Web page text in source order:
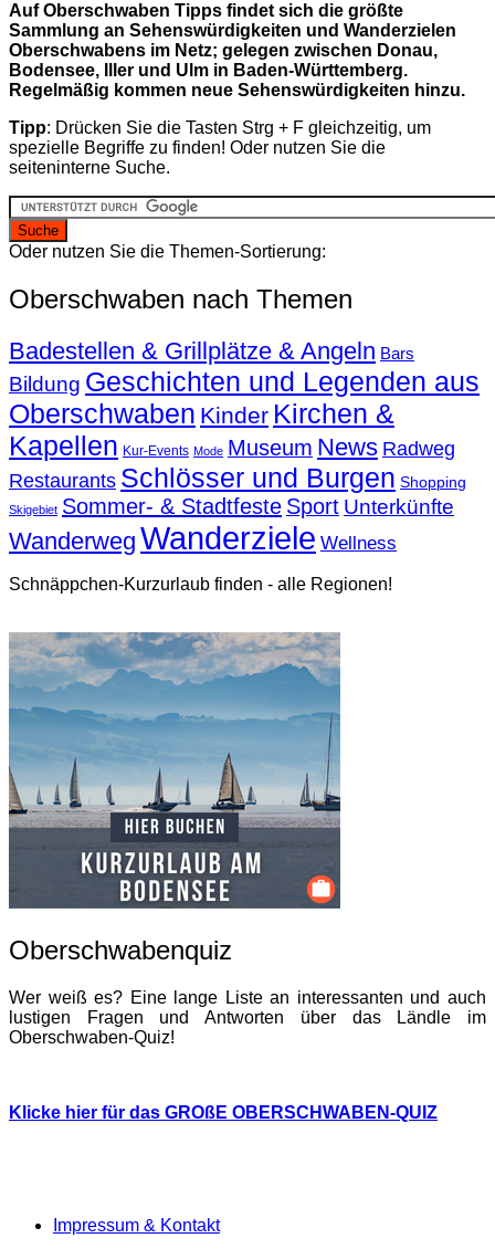
Auf Oberschwaben Tipps findet sich die größte
Sammlung an Sehenswürdigkeiten und Wanderzielen
Oberschwabens im Netz; gelegen zwischen Donau,
Bodensee, Iller und Ulm in Baden-Württemberg.
Regelmäßig kommen neue Sehenswürdigkeiten hinzu.
Tipp: Drücken Sie die Tasten Strg + F gleichzeitig, um
spezielle Begriffe zu finden! Oder nutzen Sie die
seiteninterne Suche.
Oder nutzen Sie die Themen-Sortierung:
Oberschwaben nach Themen
Badestellen & Grillplätze & Angeln Bars
Bildung Geschichten und Legenden aus
Oberschwaben Kinder Kirchen &
Kapellen Kur-Events Mode Museum News Radweg
Restaurants Schlösser und Burgen Shopping
Skigebiet Sommer- & Stadtfeste Sport Unterkünfte
Wanderweg Wanderziele Wellness
Schnäppchen-Kurzurlaub finden - alle Regionen!
Oberschwabenquiz
Wer weiß es? Eine lange Liste an interessanten und auch
lustigen Fragen und Antworten über das Ländle im
Oberschwaben-Quiz!
Klicke hier für das GROßE OBERSCHWABEN-QUIZ
Impressum & Kontakt